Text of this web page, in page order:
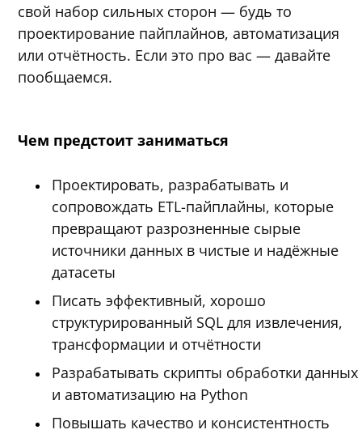
свой набор сильных сторон — будь то
проектирование пайплайнов, автоматизация
или отчётность. Если это про вас — давайте
пообщаемся.
Чем предстоит заниматься
Проектировать, разрабатывать и
сопровождать ETL-пайплайны, которые
превращают разрозненные сырые
источники данных в чистые и надёжные
датасеты
Писать эффективный, хорошо
структурированный SQL для извлечения,
трансформации и отчётности
Разрабатывать скрипты обработки данных
и автоматизацию на Python
Повышать качество и консистентность